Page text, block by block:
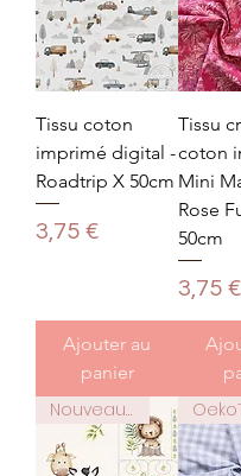
Tissu coton
imprimé digital -
Roadtrip X 50cm
Prix
3,75 €
Ajouter au
panier
Tissu
coton
Mini
Rose
50cm
Prix
3,75 €
Nouveauté